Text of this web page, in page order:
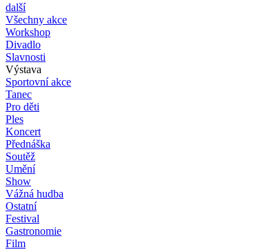
další
Všechny akce
Workshop
Divadlo
Slavnosti
Výstava
Sportovní akce
Tanec
Pro děti
Ples
Koncert
Přednáška
Soutěž
Umění
Show
Vážná hudba
Ostatní
Festival
Gastronomie
Film